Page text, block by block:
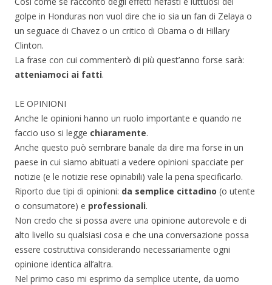
golpe in Honduras non vuol dire che io sia un fan di Zelaya o
un seguace di Chavez o un critico di Obama o di Hillary
Clinton.
La frase con cui commenterò di più quest’anno forse sarà:
atteniamoci ai fatti.
LE OPINIONI
Anche le opinioni hanno un ruolo importante e quando ne
faccio uso si legge chiaramente.
Anche questo può sembrare banale da dire ma forse in un
paese in cui siamo abituati a vedere opinioni spacciate per
notizie (e le notizie rese opinabili) vale la pena specificarlo.
Riporto due tipi di opinioni: da semplice cittadino (o utente
o consumatore) e professionali.
Non credo che si possa avere una opinione autorevole e di
alto livello su qualsiasi cosa e che una conversazione possa
essere costruttiva considerando necessariamente ogni
opinione identica all’altra.
Nel primo caso mi esprimo da semplice utente, da uomo